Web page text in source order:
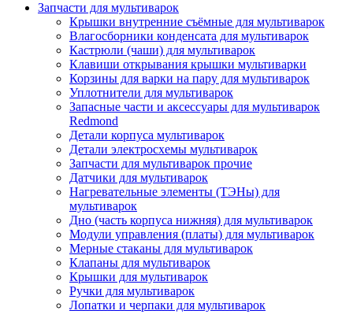
Запчасти для мультиварок
Крышки внутренние съёмные для мультиварок
Влагосборники конденсата для мультиварок
Кастрюли (чаши) для мультиварок
Клавиши открывания крышки мультиварки
Корзины для варки на пару для мультиварок
Уплотнители для мультиварок
Запасные части и аксессуары для мультиварок
Redmond
Детали корпуса мультиварок
Детали электросхемы мультиварок
Запчасти для мультиварок прочие
Датчики для мультиварок
Нагревательные элементы (ТЭНы) для
мультиварок
Дно (часть корпуса нижняя) для мультиварок
Модули управления (платы) для мультиварок
Мерные стаканы для мультиварок
Клапаны для мультиварок
Крышки для мультиварок
Ручки для мультиварок
Лопатки и черпаки для мультиварок